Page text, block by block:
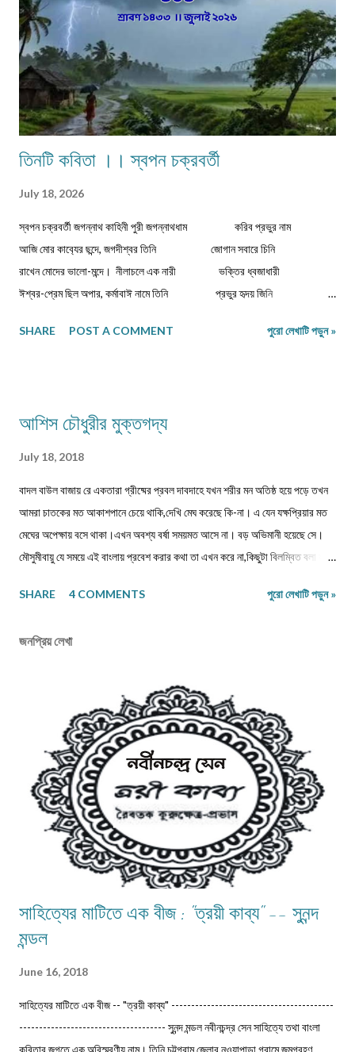
অতিথিদের জন্য নানারকম মিষ্টি তৈরির ধুম পড়ে ...
তিনটি কবিতা ।। স্বপন চক্রবর্তী
July 18, 2026
স্বপন চক্রবর্তী জগন্নাথ কাহিনী পুরী জগন্নাথধাম করিব প্রভুর নাম
আজি মোর কাব‍্যের ছন্দে, জগদীশ্বর তিনি জোগান সবারে চিনি
রাখেন মোদের ভালো-মন্দে। নীলাচলে এক নারী ভক্তির ধ্বজাধারী
ঈশ্বর-প্রেম ছিল অপার, কর্মাবাঈ নামে তিনি প্রভুর হৃদয় জিনি
SHARE
POST A COMMENT পুরো লেখাটি পড়ুন »
আশিস চৌধুরীর মুক্তগদ্য
July 18, 2018
বাদল বাউল বাজায় রে একতারা গ্রীষ্মের প্রবল দাবদাহে যখন শরীর মন অতিষ্ঠ হয়ে পড়ে তখন
আমরা চাতকের মত আকাশপানে চেয়ে থাকি,দেখি মেঘ করেছে কি-না। এ যেন যক্ষপ্রিয়ার মত
মেঘের অপেক্ষায় বসে থাকা।এখন অবশ্য বর্ষা সময়মত আসে না। বড় অভিমানী হয়েছে সে।
মৌসুমীবায়ু যে সময়ে এই বাংলায় প্রবেশ করার কথা তা এখন করে না,কিছুটা বিলম্বিত বলা যায়
সকলেই জানি।আর এই বিশ্ব-উষ্ণায়নের মূল কারণ হচ্ছে অতি আধুনিক মানুষের লাগামছাড়া
না,অনেকটা গা-সওয়া হয়ে গেছে। সুতরাং বর্ষা দেরি করলেও আমরা তাকে অভ্যর্থনা জানাতে
অভ্যর্থনা জানাই-‘এসো শ্যামল সুন্দর/আনো তব তাপহরা তৃষাহরা সঙ্গসুধা। ’ ঋতুচক্রের
নিয়মানুযায়ী আষাঢ় , শ্রাবণ-এই দু ’ মাস বর্ষাকাল।তা সত্ত্বেও ভাদ্রমাসেও কিন্ত যথেষ্ট বৃষ্টি
হয়।তবু আষাঢ়-শ্রাবণ কে নিয়েই আমাদের যত কাব্য , গান আর নস্টালজিয়া।এই মুহূর্তে
আমারই মনে পড়ে গেল-আষাঢ় শ্রাবণ মানে না তো মন..... ...
SHARE 4 COMMENTS পুরো লেখাটি পড়ুন »
জনপ্রিয় লেখা
সাহিত্যের মাটিতে এক বীজ : "ত্রয়ী কাব্য" -- সুনন্দ
মন্ডল
June 16, 2018
সাহিত্যের মাটিতে এক বীজ -- "ত্রয়ী কাব্য" -----------------------------------------
------------------------------------- সুনন্দ মন্ডল নবীনচন্দ্র সেন সাহিত্যে তথা বাংলা